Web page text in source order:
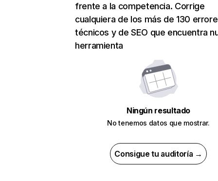
frente a la competencia. Corrige
cualquiera de los más de 130
técnicos y de SEO que encuentra
herramienta
Ningún resultado
No tenemos datos que mostrar.
Consigue tu auditoría →